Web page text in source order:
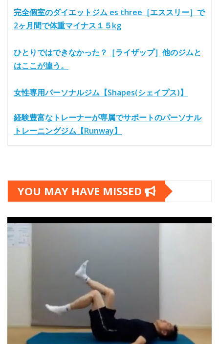
完全個室のダイエットジム es three［エススリー］で
2ヶ月間で体重マイナス１５kg
ひとりではできなかった？［ライザップ］他のジムと
はここが違う。
女性専用パーソナルジム【Shapes(シェイプス)】
経験豊富なトレーナーが専属でサポートのパーソナル
トレーニングジム【Runway】
YOU MAY HAVE MISSED